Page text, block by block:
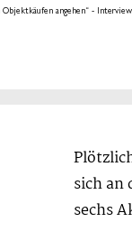
angehen“ -
sich an
sechs